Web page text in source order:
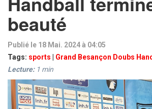
beauté
Publié le 18 Mai. 2024 à 04:05
Tags: sports Grand Besançon Doubs
Lecture: 1 min